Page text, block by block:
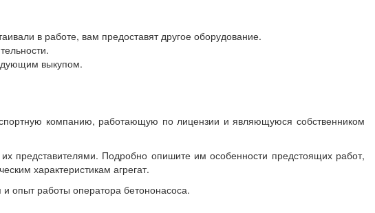
в работе, вам предоставят другое оборудование.
выкупом.
компанию, работающую по лицензии и являющуюся собственником
представителями. Подробно опишите им особенности предстоящих работ,
характеристикам агрегат.
и опыт работы оператора бетононасоса.